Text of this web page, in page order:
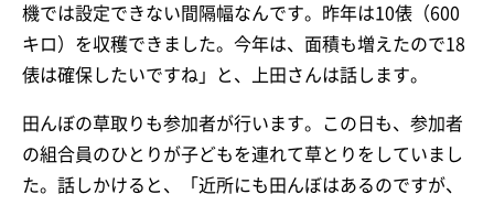
機では設定できない間隔幅なんです。昨年は10俵（600
キロ）を収穫できました。今年は、面積も増えたので18
俵は確保したいですね」と、上田さんは話します。
田んぼの草取りも参加者が行います。この日も、参加者
の組合員のひとりが子どもを連れて草とりをしていまし
た。話しかけると、「近所にも田んぼはあるのですが、